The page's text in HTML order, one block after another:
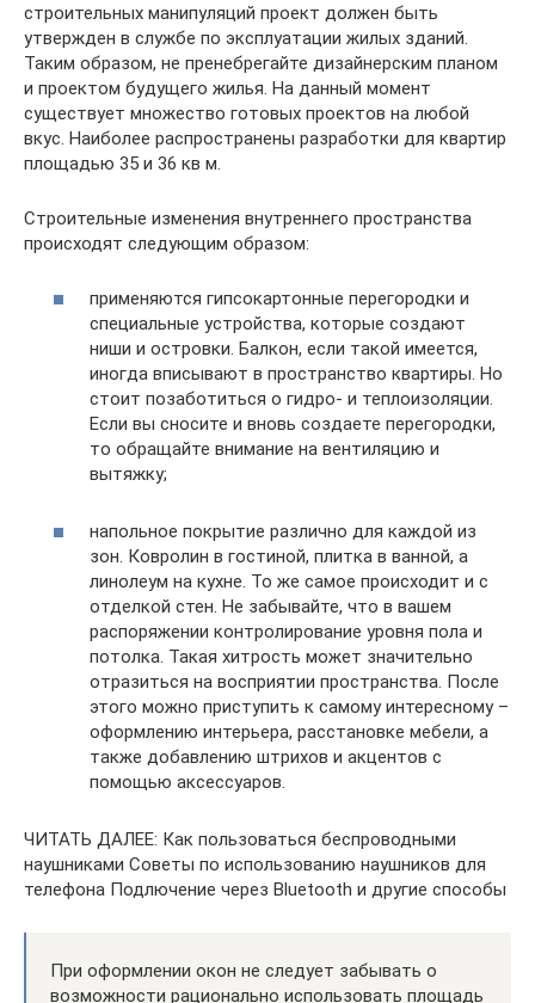
строительных манипуляций проект должен быть
утвержден в службе по эксплуатации жилых зданий.
Таким образом, не пренебрегайте дизайнерским планом
и проектом будущего жилья. На данный момент
существует множество готовых проектов на любой
вкус. Наиболее распространены разработки для квартир
площадью 35 и 36 кв м.
Строительные изменения внутреннего пространства
происходят следующим образом:
применяются гипсокартонные перегородки и
специальные устройства, которые создают
ниши и островки. Балкон, если такой имеется,
иногда вписывают в пространство квартиры. Но
стоит позаботиться о гидро- и теплоизоляции.
Если вы сносите и вновь создаете перегородки,
то обращайте внимание на вентиляцию и
вытяжку;
напольное покрытие различно для каждой из
зон. Ковролин в гостиной, плитка в ванной, а
линолеум на кухне. То же самое происходит и с
отделкой стен. Не забывайте, что в вашем
распоряжении контролирование уровня пола и
потолка. Такая хитрость может значительно
отразиться на восприятии пространства. После
этого можно приступить к самому интересному –
оформлению интерьера, расстановке мебели, а
также добавлению штрихов и акцентов с
помощью аксессуаров.
ЧИТАТЬ ДАЛЕЕ: Как пользоваться беспроводными
наушниками Советы по использованию наушников для
телефона Подлючение через Bluetooth и другие способы
При оформлении окон не следует забывать о
возможности рационально использовать площадь